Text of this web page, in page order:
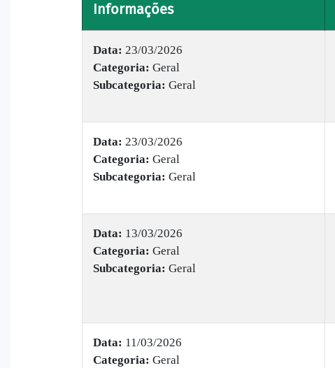
Informações
Data: 23/03/2026
Categoria: Geral
Subcategoria: Geral
Data: 23/03/2026
Categoria: Geral
Subcategoria: Geral
Data: 13/03/2026
Categoria: Geral
Subcategoria: Geral
Data: 11/03/2026
Categoria: Geral